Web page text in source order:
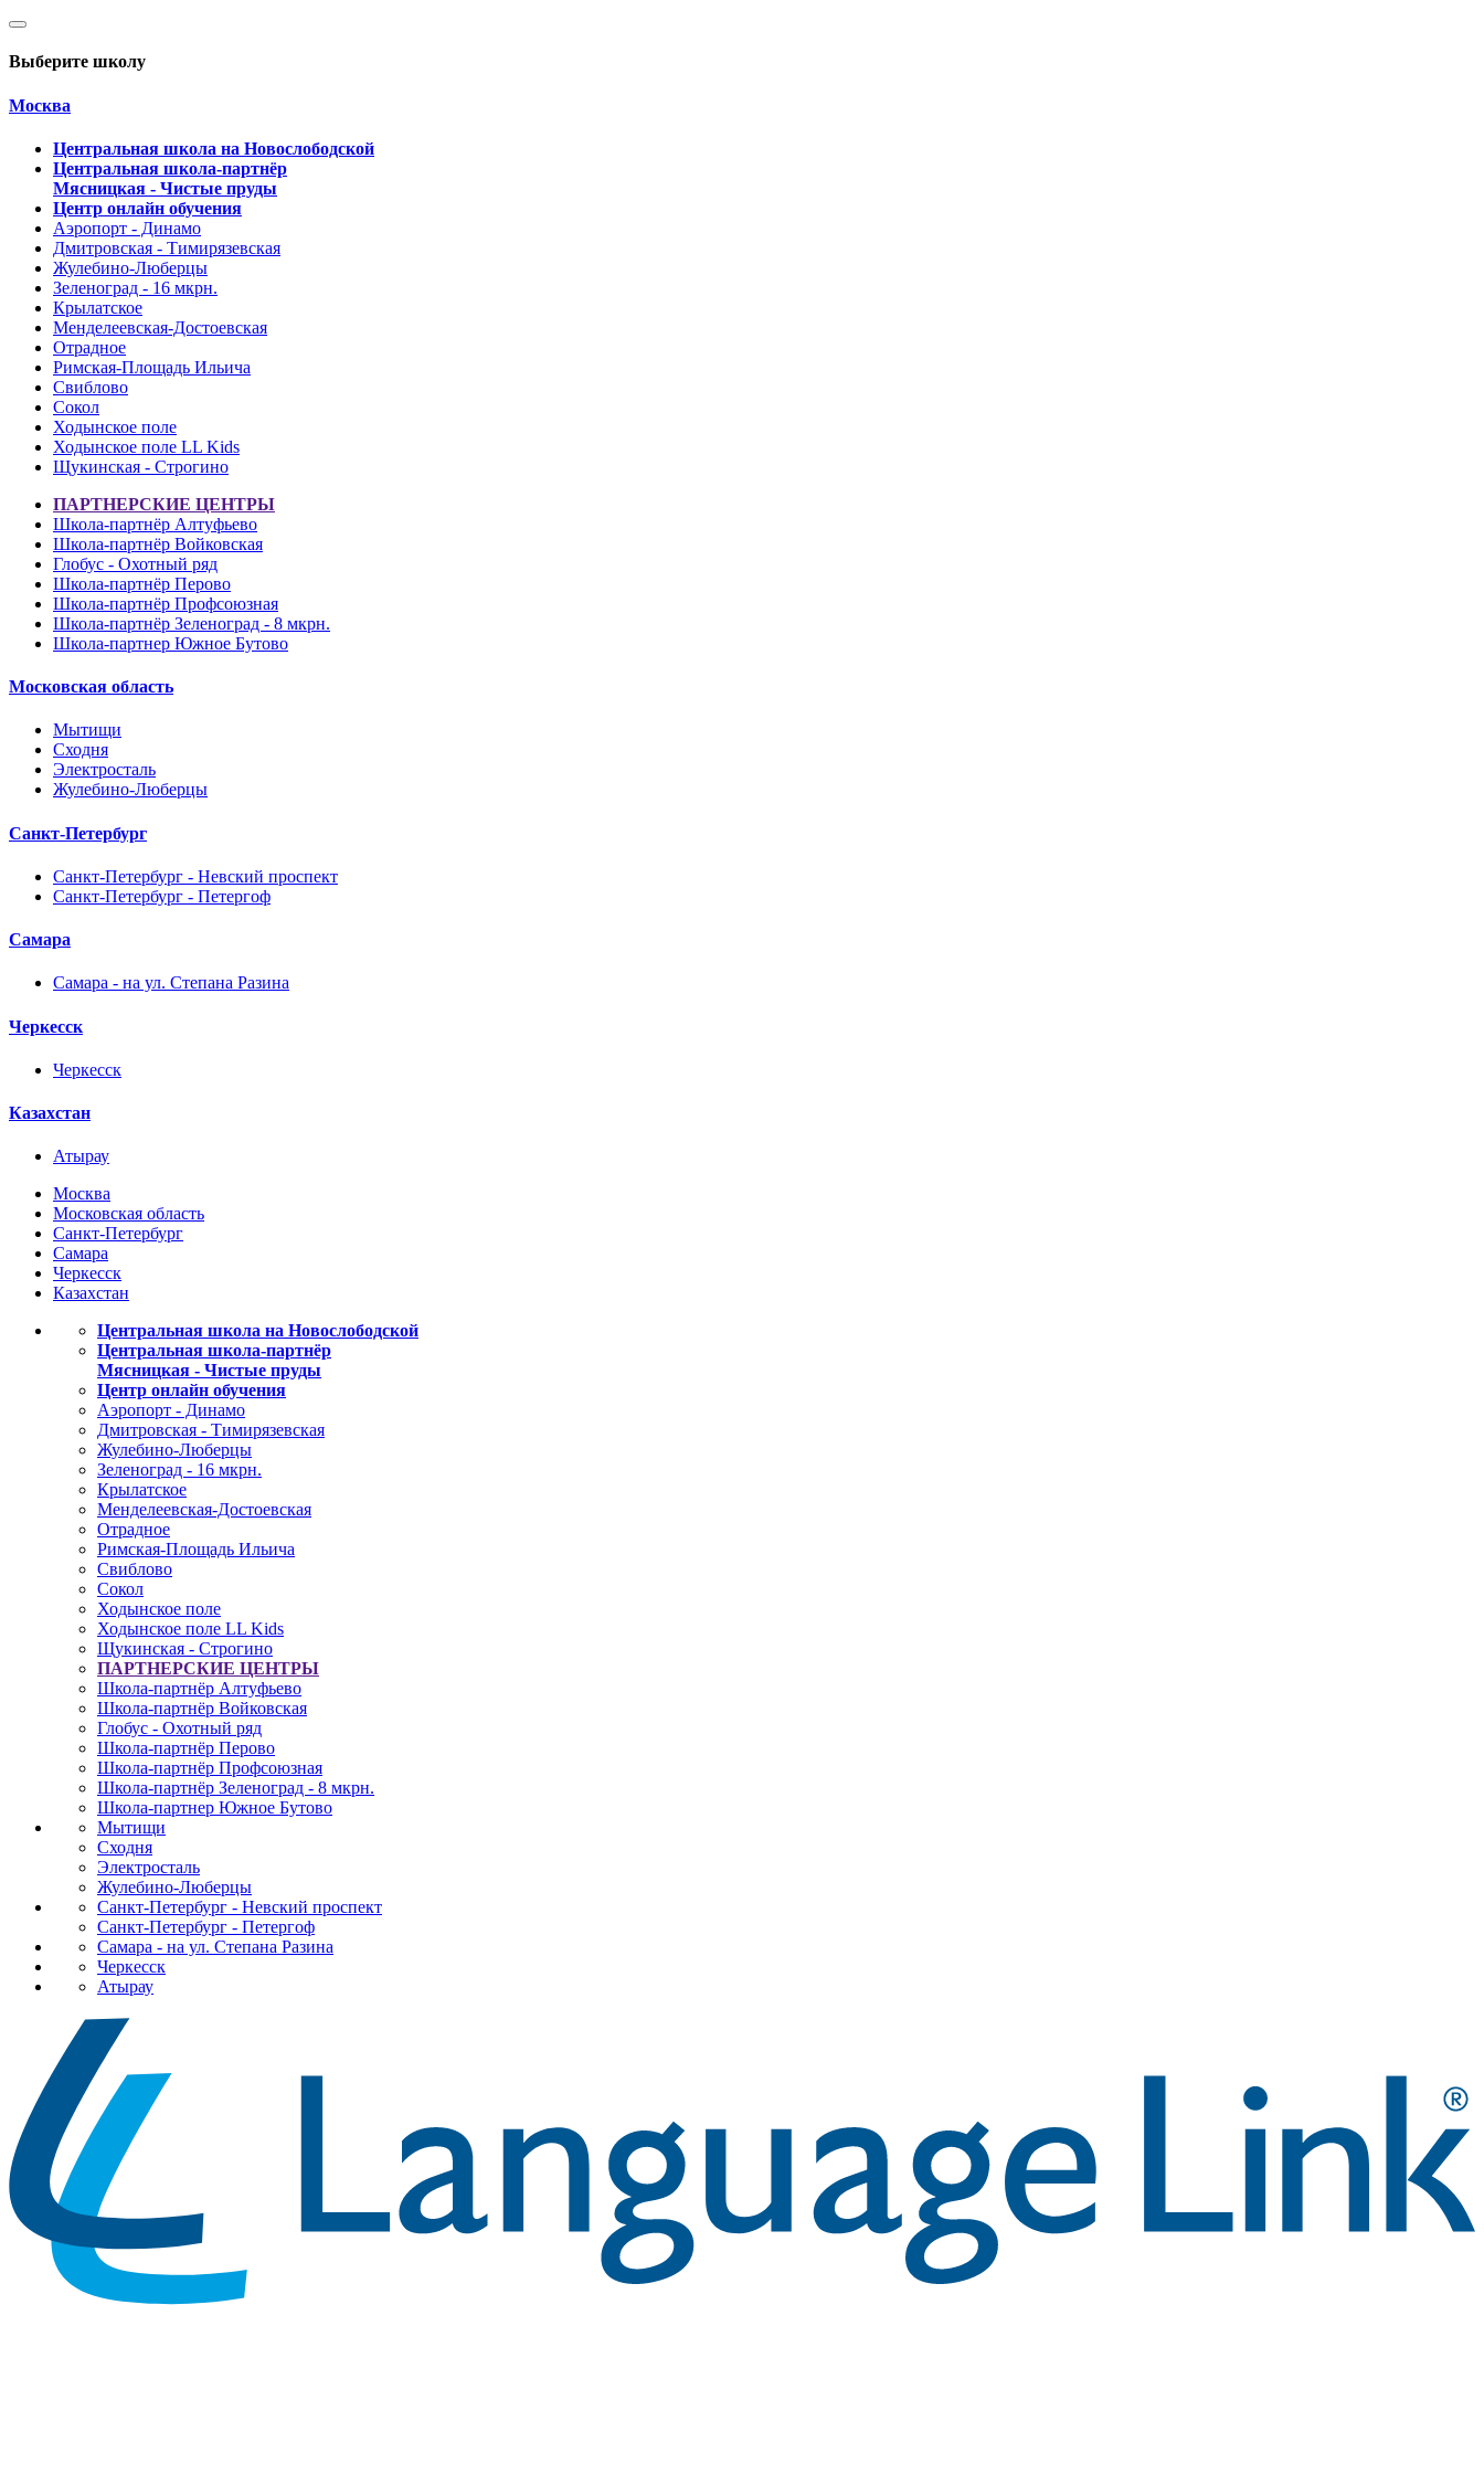
Выберите школу
Москва
Центральная школа на Новослободской
Центральная школа-партнёр
Мясницкая - Чистые пруды
Центр онлайн обучения
Аэропорт - Динамо
Дмитровская - Тимирязевская
Жулебино-Люберцы
Зеленоград - 16 мкрн.
Крылатское
Менделеевская-Достоевская
Отрадное
Римская-Площадь Ильича
Свиблово
Сокол
Ходынское поле
Ходынское поле LL Kids
Щукинская - Строгино
ПАРТНЕРСКИЕ ЦЕНТРЫ
Школа-партнёр Алтуфьево
Школа-партнёр Войковская
Глобус - Охотный ряд
Школа-партнёр Перово
Школа-партнёр Профсоюзная
Школа-партнёр Зеленоград - 8 мкрн.
Школа-партнер Южное Бутово
Московская область
Мытищи
Сходня
Электросталь
Жулебино-Люберцы
Санкт-Петербург
Санкт-Петербург - Невский проспект
Санкт-Петербург - Петергоф
Самара
Самара - на ул. Степана Разина
Черкесск
Черкесск
Казахстан
Атырау
Москва
Московская область
Санкт-Петербург
Самара
Черкесск
Казахстан
Центральная школа на Новослободской
Центральная школа-партнёр
Мясницкая - Чистые пруды
Центр онлайн обучения
Аэропорт - Динамо
Дмитровская - Тимирязевская
Жулебино-Люберцы
Зеленоград - 16 мкрн.
Крылатское
Менделеевская-Достоевская
Отрадное
Римская-Площадь Ильича
Свиблово
Сокол
Ходынское поле
Ходынское поле LL Kids
Щукинская - Строгино
ПАРТНЕРСКИЕ ЦЕНТРЫ
Школа-партнёр Алтуфьево
Школа-партнёр Войковская
Глобус - Охотный ряд
Школа-партнёр Перово
Школа-партнёр Профсоюзная
Школа-партнёр Зеленоград - 8 мкрн.
Школа-партнер Южное Бутово
Мытищи
Сходня
Электросталь
Жулебино-Люберцы
Санкт-Петербург - Невский проспект
Санкт-Петербург - Петергоф
Самара - на ул. Степана Разина
Черкесск
Атырау